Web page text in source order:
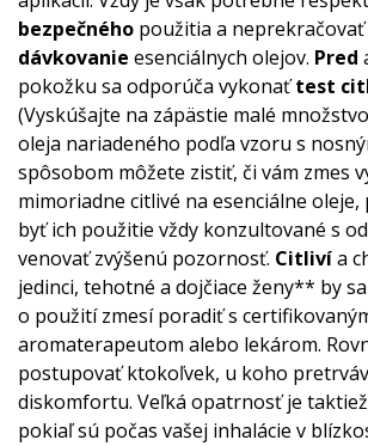
bezpečného použitia a neprekračovať
dávkovanie esenciálnych olejov. Pred
pokožku sa odporúča vykonaťtest
(Vyskúšajte na zápästie malé
oleja nariadeného podľa vzoru s
spôsobom môžete zistiť, či vám zmes
mimoriadne citlivé na esenciálne
byť ich použitie vždy konzultované s
venovať zvýšenú pozornosť. Citlivía
jedinci, tehotné a dojčiace ženy** by
o použití zmesí poradiť s
aromaterapeutom alebo lekárom.
postupovať ktokoľvek, u koho
diskomfortu. Veľká opatrnosť je
pokiaľ sú počas vašej inhalácie v